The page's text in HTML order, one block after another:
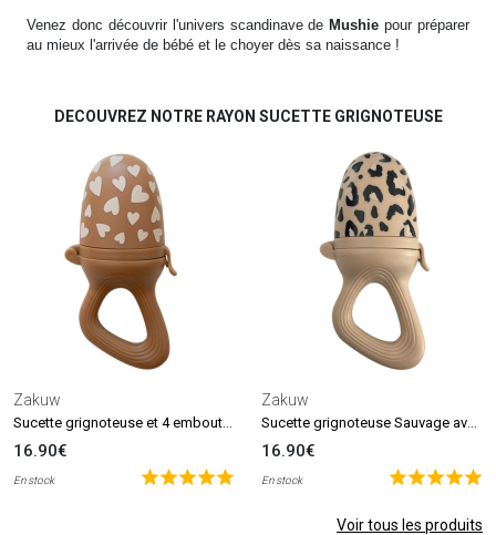
Venez donc découvrir l'univers scandinave deMushie pour préparer
au mieux l'arrivée de bébé et le choyer dès sa naissance !
DECOUVREZ NOTRE RAYON SUCETTE GRIGNOTEUSE
Zakuw
16.90€
En stock
Zakuw
16.90€
En stock
Voir tous les produits